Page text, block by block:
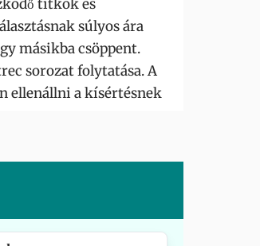
titkok és
súlyos ára
másikba csöppent.
sorozat folytatása. A
ellenállni a kísértésnek